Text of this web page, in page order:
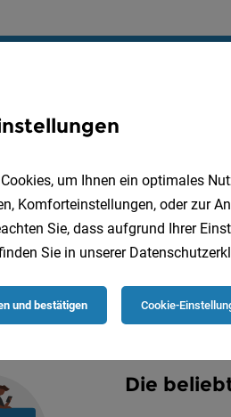
Die
um Ihnen ein optimales
Komforteinstellungen, oder zur
Sie, dass aufgrund Ihrer
Sie in unserer
und bestätigen Cookie-